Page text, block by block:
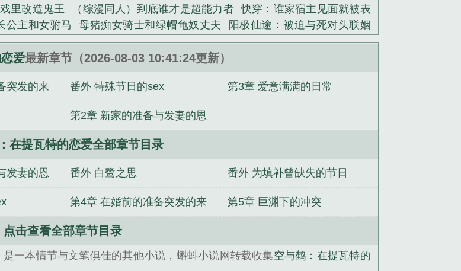
对自己温柔的笑，带着她一起游览璃月。时间已经很晚，夜晚的空中高月悬
出房门，白色的长发跟随微风轻轻飘动。...
里改造鬼王 （综漫同人）到底谁才是超能力者 快穿：谁家宿主见面就被表
公主和女驸马 母猪痴女骑士和绿帽龟奴丈夫
阳极仙途：被迫与死对头联姻
巧有绝对自信的魔王大人会反复调戏挑战者吗 程建苏妍续写 程建苏妍笔趣
过天道后拉师姐上我贼船 极限救援 两生厌？首席他上来就当狗
爱最新章节（2026-08-03 10:41:24更新）
突发的来 番外 特殊节日的sex 第3章 爱意满满的日常
第2章 新家的准备与发妻的恩
爱
在提瓦特的恋爱全部章节目录
发妻的恩 番外 白鹭之思 番外 为填补曾缺失的节日
第4章 在婚前的准备突发的来
袭
第5章 巨渊下的冲突
点击查看全部章节目录
一本情节与文笔俱佳的其他小说，蝌蚪小说网转载收集空与鹤：在提瓦特的